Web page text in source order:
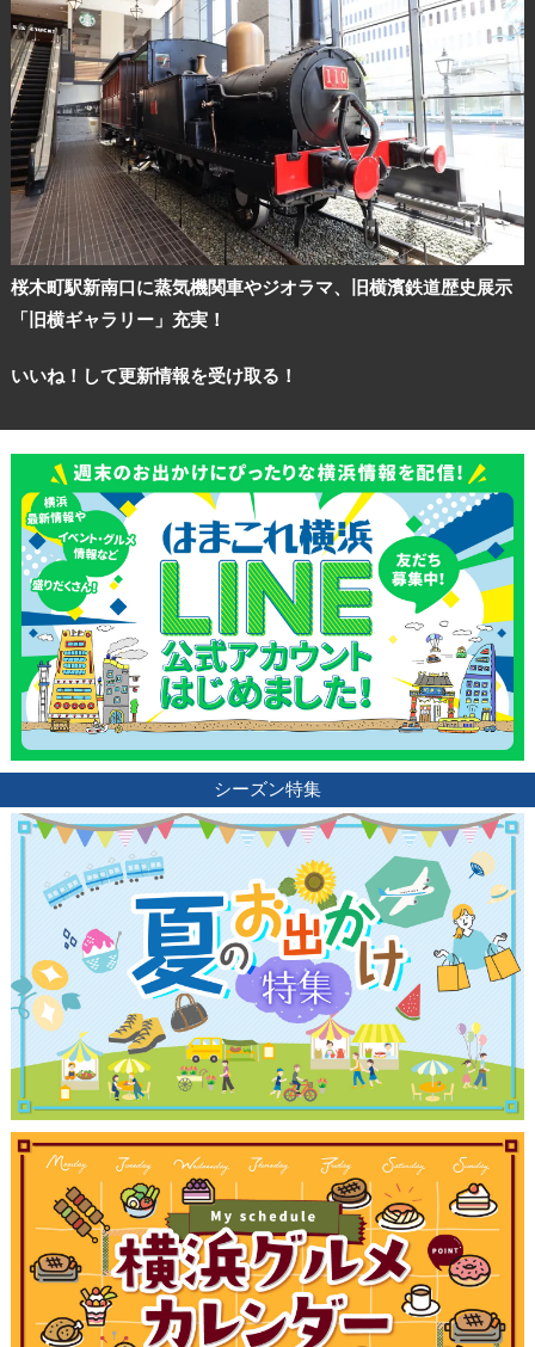
桜木町駅新南口に蒸気機関車やジオラマ、旧横濱鉄道歴史展示
「旧横ギャラリー」充実！
いいね！して更新情報を受け取る！
シーズン特集